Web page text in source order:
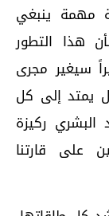
مهمة ينبغي
هذا التطور
سيغير مجرى
يمتد إلى كل
ركيزة
على قارتنا